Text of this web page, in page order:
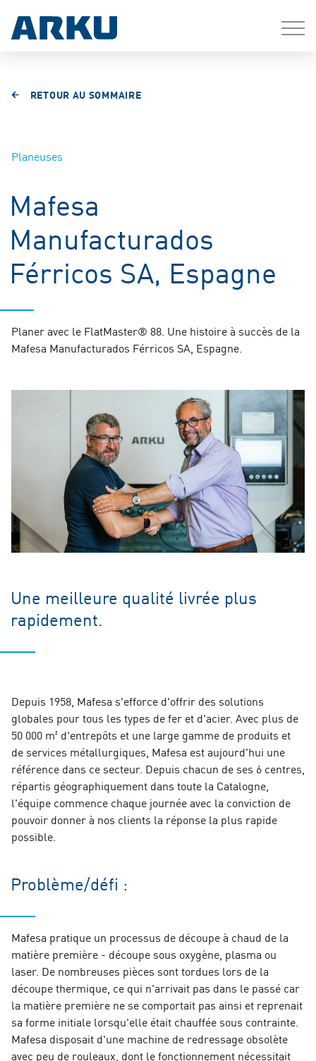
RETOUR AU SOMMAIRE
Planeuses
Mafesa
Manufacturados
Férricos SA, Espagne
Planer avec le FlatMaster® 88. Une histoire à succès de la
Mafesa Manufacturados Férricos SA, Espagne.
Une meilleure qualité livrée plus
rapidement.
Depuis 1958, Mafesa s'efforce d'offrir des solutions
globales pour tous les types de fer et d'acier. Avec plus de
50 000 m² d'entrepôts et une large gamme de produits et
de services métallurgiques, Mafesa est aujourd'hui une
référence dans ce secteur. Depuis chacun de ses 6 centres,
répartis géographiquement dans toute la Catalogne,
l'équipe commence chaque journée avec la conviction de
pouvoir donner à nos clients la réponse la plus rapide
possible.
Problème/défi :
Mafesa pratique un processus de découpe à chaud de la
matière première - découpe sous oxygène, plasma ou
laser. De nombreuses pièces sont tordues lors de la
découpe thermique, ce qui n'arrivait pas dans le passé car
la matière première ne se comportait pas ainsi et reprenait
sa forme initiale lorsqu'elle était chauffée sous contrainte.
Mafesa disposait d'une machine de redressage obsolète
avec peu de rouleaux, dont le fonctionnement nécessitait